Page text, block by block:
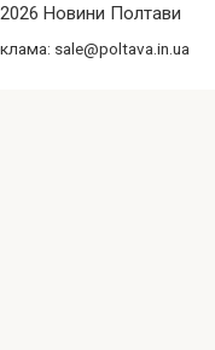
Новини Полтави
sale@poltava.in.ua